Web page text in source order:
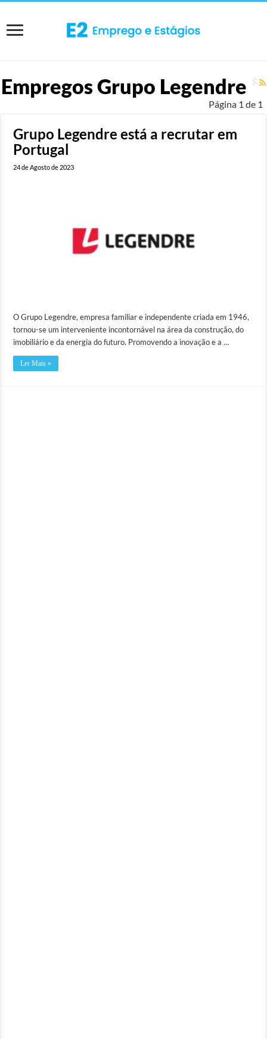
EmpregosGrupo Legendre
Página 1 de 1
Grupo Legendre está a recrutar em
Portugal
24 de Agosto de 2023
O Grupo Legendre, empresa familiar e independente criada em 1946,
tornou-se um interveniente incontornável na área da construção, do
imobiliário e da energia do futuro. Promovendo a inovação e a …
Ler Mais »